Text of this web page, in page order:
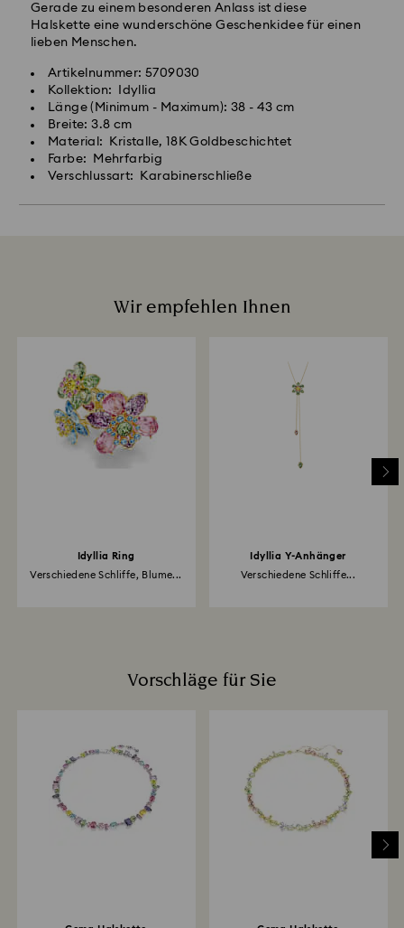
Gerade zu einem besonderen Anlass ist diese
Halskette eine wunderschöne Geschenkidee für einen
lieben Menschen.
Artikelnummer: 5709030
Kollektion: Idyllia
Länge (Minimum - Maximum): 38 - 43 cm
Breite: 3.8 cm
Material: Kristalle, 18K Goldbeschichtet
Farbe: Mehrfarbig
Verschlussart: Karabinerschließe
Wir empfehlen Ihnen
Idyllia Ring
Verschiedene Schliffe, Blume...
Idyllia Y-Anhänger
Verschiedene Schliffe...
Vorschläge für Sie